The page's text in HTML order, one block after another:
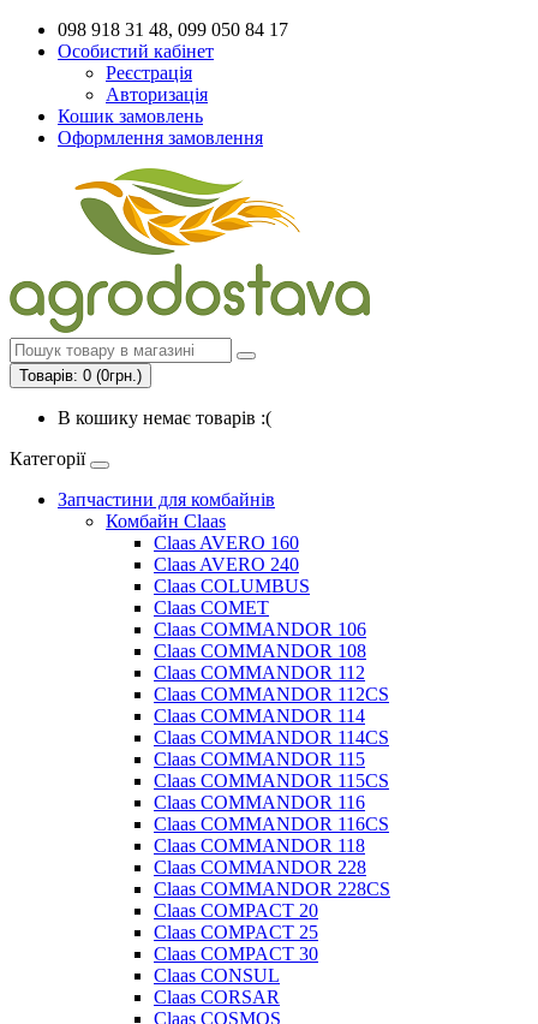
098 918 31 48, 099 050 84 17
Особистий кабінет
Реєстрація
Авторизація
Кошик замовлень
Оформлення замовлення
Товарів: 0 (0грн.)
В кошику немає товарів :(
Категорії
Запчастини для комбайнів
Комбайн Claas
Claas AVERO 160
Claas AVERO 240
Claas COLUMBUS
Claas COMET
Claas COMMANDOR 106
Claas COMMANDOR 108
Claas COMMANDOR 112
Claas COMMANDOR 112CS
Claas COMMANDOR 114
Claas COMMANDOR 114CS
Claas COMMANDOR 115
Claas COMMANDOR 115CS
Claas COMMANDOR 116
Claas COMMANDOR 116CS
Claas COMMANDOR 118
Claas COMMANDOR 228
Claas COMMANDOR 228CS
Claas COMPACT 20
Claas COMPACT 25
Claas COMPACT 30
Claas CONSUL
Claas CORSAR
Claas COSMOS